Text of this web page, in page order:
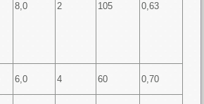
8,0 2 105 0,63
6,0 4 60 0,70